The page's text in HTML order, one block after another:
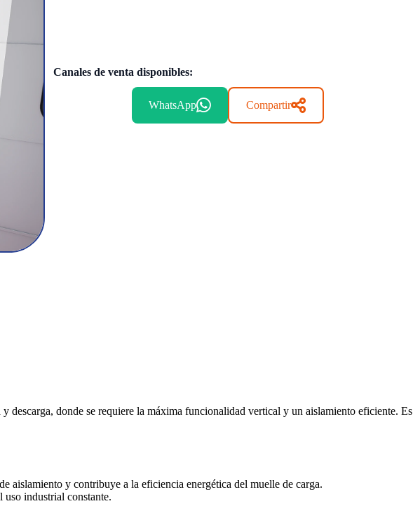
Canales de venta disponibles:
WhatsApp Compartir
descarga, donde se requiere la máxima funcionalidad vertical y un aislamiento eficiente. Es
aislamiento y contribuye a la eficiencia energética del muelle de carga.
industrial constante.